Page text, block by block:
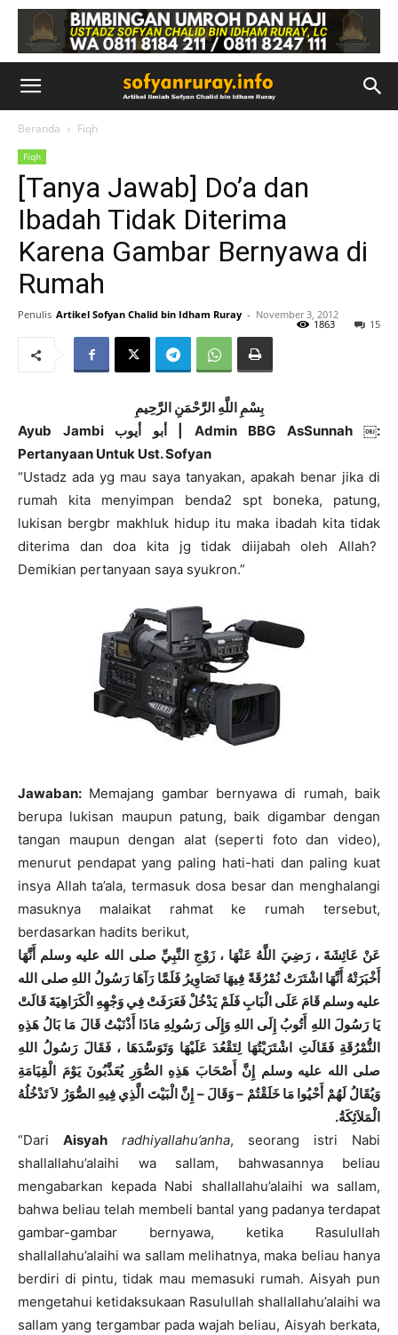
Beranda Fiqh
Fiqh
[Tanya Jawab] Do’a dan
Ibadah Tidak Diterima
Karena Gambar Bernyawa di
Rumah
Penulis Artikel Sofyan Chalid bin Idham Ruray - November 3, 2012
15
1863
بِسْمِ اللَّهِ الرَّحْمَنِ الرَّحِيمِ
Ayub Jambi أبو أيوب | Admin BBG AsSunnah ￼:
Pertanyaan Untuk Ust. Sofyan
“Ustadz ada yg mau saya tanyakan, apakah benar jika di
rumah kita menyimpan benda2 spt boneka, patung,
lukisan bergbr makhluk hidup itu maka ibadah kita tidak
diterima dan doa kita jg tidak diijabah oleh Allah?
Demikian pertanyaan saya syukron.”
Jawaban: Memajang gambar bernyawa di rumah, baik
berupa lukisan maupun patung, baik digambar dengan
tangan maupun dengan alat (seperti foto dan video),
menurut pendapat yang paling hati-hati dan paling kuat
insya Allah ta’ala, termasuk dosa besar dan menghalangi
masuknya malaikat rahmat ke rumah tersebut,
berdasarkan hadits berikut,
عَنْ عَائِشَةَ ، رَضِيَ اللَّهُ عَنْهَا ، زَوْجِ النَّبِيِّ صلى الله عليه وسلم أَنَّهَا
أَخْبَرَتْهُ أَنَّهَا اشْتَرَتْ نُمْرُقَةً فِيهَا تَصَاوِيرُ فَلَمَّا رَآهَا رَسُولُ اللهِ صلى الله
عليه وسلم قَامَ عَلَى الْبَابِ فَلَمْ يَدْخُلْ فَعَرَفَتْ فِي وَجْهِهِ الْكَرَاهِيَةَ قَالَتْ
يَا رَسُولَ اللهِ أَتُوبُ إِلَى اللهِ وَإِلَى رَسُولِهِ مَاذَا أَذْنَبْتُ قَالَ مَا بَالُ هَذِهِ
النُّمْرُقَةِ فَقَالَتِ اشْتَرَيْتُهَا لِتَقْعُدَ عَلَيْهَا وَتَوَسَّدَهَا ، فَقَالَ رَسُولُ اللهِ
صلى الله عليه وسلم إِنَّ أَصْحَابَ هَذِهِ الصُّوَرِ يُعَذَّبُونَ يَوْمَ الْقِيَامَةِ
وَيُقَالُ لَهُمْ أَحْيُوا مَا خَلَقْتُمْ – وَقَالَ – إِنَّ الْبَيْتَ الَّذِي فِيهِ الصُّوَرُ لاَ تَدْخُلُهُ
الْمَلاَئِكَةُ.
“Dari Aisyah radhiyallahu’anha, seorang istri Nabi
shallallahu’alaihi wa sallam, bahwasannya beliau
mengabarkan kepada Nabi shallallahu’alaihi wa sallam,
bahwa beliau telah membeli bantal yang padanya terdapat
gambar-gambar bernyawa, ketika Rasulullah
shallallahu’alaihi wa sallam melihatnya, maka beliau hanya
berdiri di pintu, tidak mau memasuki rumah. Aisyah pun
mengetahui ketidaksukaan Rasulullah shallallahu’alaihi wa
sallam yang tergambar pada wajah beliau, Aisyah berkata,